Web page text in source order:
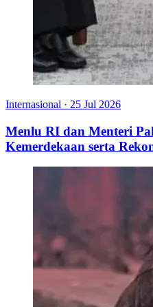
Internasional · 25 Jul 2026
Menlu RI dan Menteri
Kemerdekaan serta